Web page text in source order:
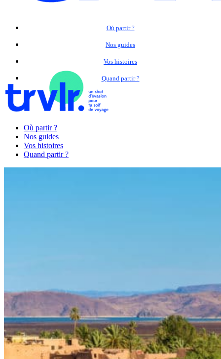
Où partir ?
Nos guides
Vos histoires
Quand partir ?
Où partir ?
Nos guides
Vos histoires
Quand partir ?